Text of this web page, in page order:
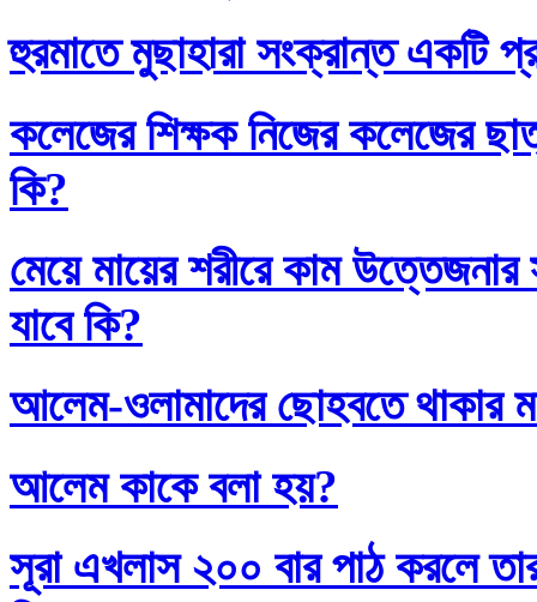
হুরমাতে মুছাহারা সংক্রান্ত একটি
কলেজের শিক্ষক নিজের কলেজের
কি?
মেয়ে মায়ের শরীরে কাম উত্তেজনার
যাবে কি?
আলেম-ওলামাদের ছোহবতে থাকার
আলেম কাকে বলা হয়?
সূরা এখলাস ২০০ বার পাঠ করলে